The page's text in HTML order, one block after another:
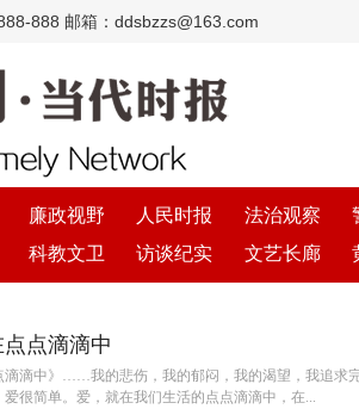
888 邮箱：ddsbzzs@163.com
廉政视野 人民时报 法治观察
科教文卫 访谈纪实 文艺长廊
点滴滴中
滴滴中》……我的悲伤，我的郁闷，我的渴望，我追求
很简单。爱，就在我们生活的点点滴滴中，在...